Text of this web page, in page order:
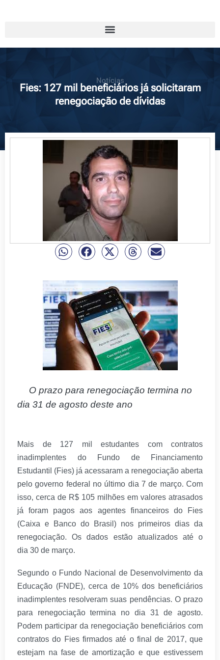
Notícias
Fies: 127 mil beneficiários já solicitaram
renegociação de dívidas
O prazo para renegociação termina no
dia 31 de agosto deste ano
Mais de 127 mil estudantes com contratos
inadimplentes do Fundo de Financiamento
Estudantil (Fies) já acessaram a renegociação aberta
pelo governo federal no último dia 7 de março. Com
isso, cerca de R$ 105 milhões em valores atrasados
já foram pagos aos agentes financeiros do Fies
(Caixa e Banco do Brasil) nos primeiros dias da
renegociação. Os dados estão atualizados até o
dia 30 de março.
Segundo o Fundo Nacional de Desenvolvimento da
Educação (FNDE), cerca de 10% dos beneficiários
inadimplentes resolveram suas pendências. O prazo
para renegociação termina no dia 31 de agosto.
Podem participar da renegociação beneficiários com
contratos do Fies firmados até o final de 2017, que
estejam na fase de amortização e que estivessem